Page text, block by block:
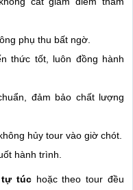
phụ thu bất ngờ.
thức tốt, luôn đồng hành
đảm bảo chất lượng
hủy tour vào giờ chót.
hành trình.
tự túchoặc theo tour đều